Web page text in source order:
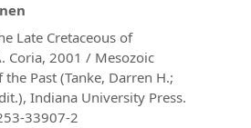
Late Cretaceous of
Coria, 2001 / Mesozoic
Past (Tanke, Darren H.;
Indiana University Press.
33907-2